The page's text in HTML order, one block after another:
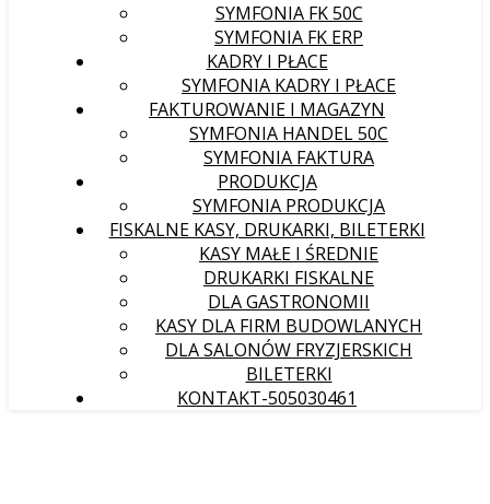
SYMFONIA FK 50C
SYMFONIA FK ERP
KADRY I PŁACE
SYMFONIA KADRY I PŁACE
FAKTUROWANIE I MAGAZYN
SYMFONIA HANDEL 50C
SYMFONIA FAKTURA
PRODUKCJA
SYMFONIA PRODUKCJA
FISKALNE KASY, DRUKARKI, BILETERKI
KASY MAŁE I ŚREDNIE
DRUKARKI FISKALNE
DLA GASTRONOMII
KASY DLA FIRM BUDOWLANYCH
DLA SALONÓW FRYZJERSKICH
BILETERKI
KONTAKT-505030461